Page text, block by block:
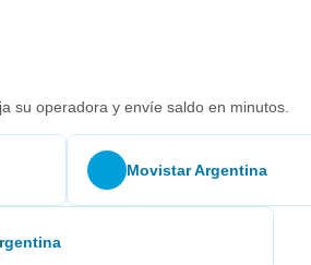
su operadora y envíe saldo en minutos.
Movistar Argentina